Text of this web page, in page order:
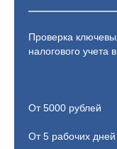
Проверка
налогового учета
От 5000 рублей
От 5 рабочих дней